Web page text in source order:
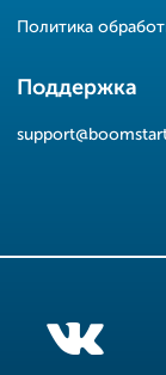
Политика
Поддержка